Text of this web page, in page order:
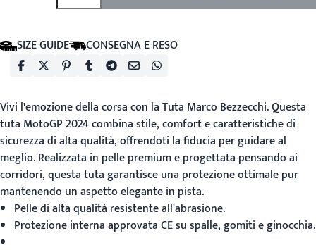
SIZE GUIDE CONSEGNA E RESO
Vivi l'emozione della corsa con laTuta Marco Bezzecchi. Questa
tuta MotoGP 2024 combina stile, comfort e caratteristiche di
sicurezza di alta qualità, offrendoti la fiducia per guidare al
meglio. Realizzata in pelle premium e progettata pensando ai
corridori, questa tuta garantisce una protezione ottimale pur
mantenendo un aspetto elegante in pista.
Pelle di alta qualità resistente all'abrasione.
Protezione interna approvata CE su spalle, gomiti e ginocchia.